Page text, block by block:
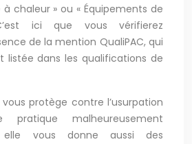
chaleur » ou « Équipements de
ici que vous vérifierez
de la mention QualiPAC, qui
listée dans les qualifications de
protège contre l’usurpation
malheureusement
elle vous donne aussi des